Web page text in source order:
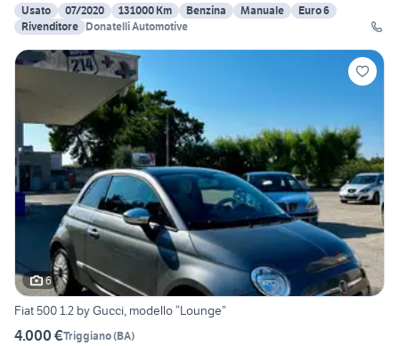
Usato 07/2020 131000 Km Benzina Manuale
Euro 6
Rivenditore Donatelli Automotive
6
Fiat 500 1.2 by Gucci, modello “Lounge”
4.000 €Triggiano(BA)